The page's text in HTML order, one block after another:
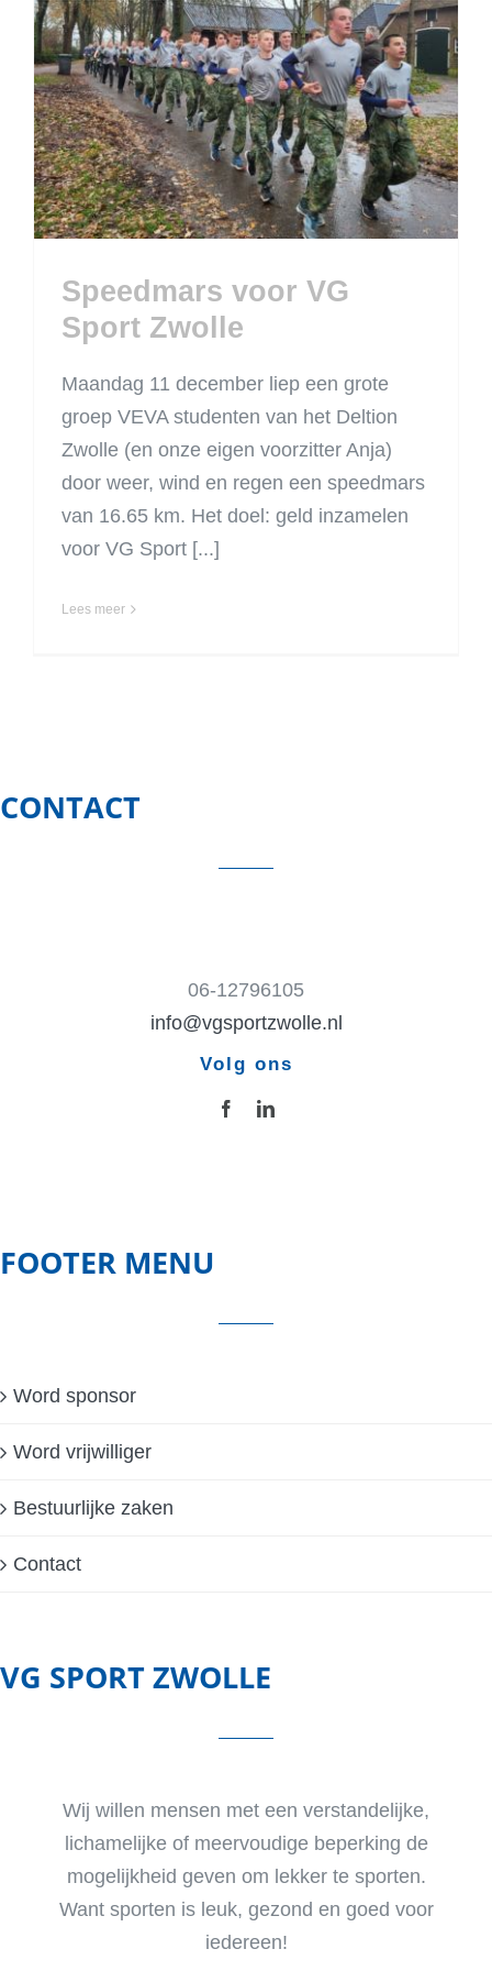
Speedmars voor VG
Sport Zwolle
Speedmars voor VG
Sport Zwolle
Maandag 11 december liep een grote
groep VEVA studenten van het Deltion
Zwolle (en onze eigen voorzitter Anja)
door weer, wind en regen een speedmars
van 16.65 km. Het doel: geld inzamelen
voor VG Sport [...]
Lees meer
CONTACT
06-12796105
info@vgsportzwolle.nl
Volg ons
FOOTER MENU
Word sponsor
Word vrijwilliger
Bestuurlijke zaken
Contact
VG SPORT ZWOLLE
Wij willen mensen met een verstandelijke,
lichamelijke of meervoudige beperking de
mogelijkheid geven om lekker te sporten.
Want sporten is leuk, gezond en goed voor
iedereen!